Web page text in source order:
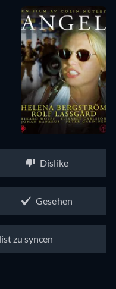
Dislike
Gesehen
zu syncen